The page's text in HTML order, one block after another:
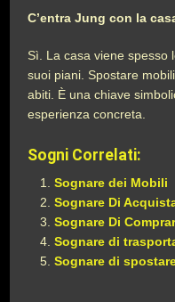
C’entra Jung con la
Sì. La casa viene spesso
suoi piani. Spostare
abiti. È una chiave
esperienza concreta.
Sogni Correlati:
Sognare dei Mobili
Sognare Di
Sognare Di
Sognare di
Sognare di